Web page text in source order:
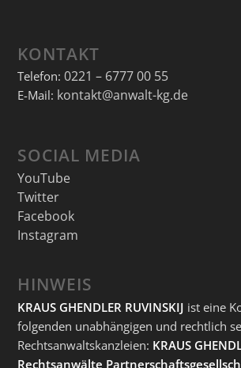
KONTAKT
Telefon: 0221 – 6777 00 55
E-Mail: kontakt@anwalt-kg.de
SOCIAL MEDIA
YouTube
Twitter
Facebook
Instagram
HINWEIS
KRAUS GHENDLER RUVINSKIJ ist eine
folgenden unabhängigen und rechtlich
Rechtsanwaltskanzleien: KRAUS
Rechtsanwälte